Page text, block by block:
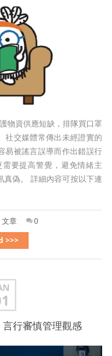
物資供應短缺，排隊買口罩
社交媒體常傳出未經證實的
易被謠言誤導而作出錯誤行
要提高警覺，避免情緒主
真偽。 詳細內容可按以下連
文章 0
>>>
行審慎管理觀感